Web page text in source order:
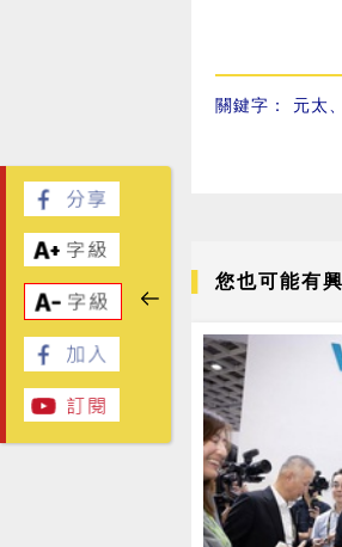
關鍵字： 元太、
您也可能有